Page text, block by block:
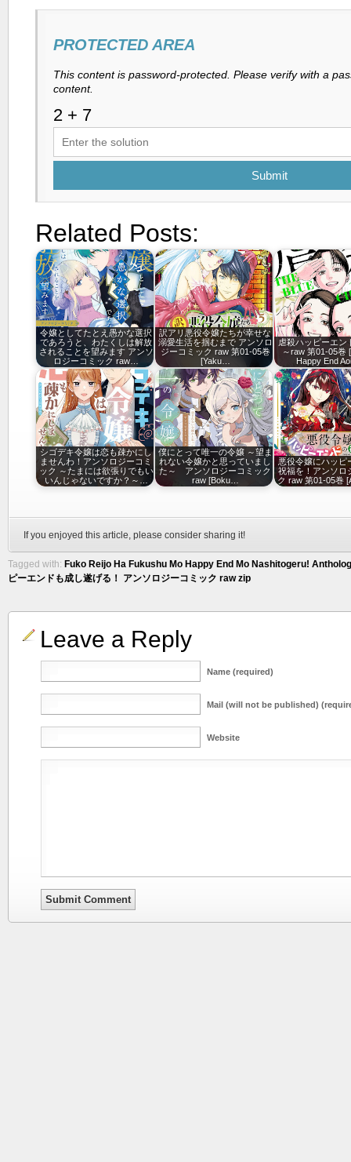
PROTECTED AREA
This content is password-protected. Please verify with a
content.
Submit
Related Posts:
令嬢としてたとえ愚かな選択
であろうと、わたくしは解放
されることを望みます アンソ
ロジーコミック raw…
訳アリ悪役令嬢たちが幸せな
溺愛生活を掴むまで アンソロ
ジーコミック raw 第01-05巻
[Yaku…
虐殺ハッピーエン
～raw 第01-05巻
Happy End
シゴデキ令嬢は恋も疎かにし
ませんわ！アンソロジーコミ
ック ～たまには欲張りでもい
いんじゃないですか？～…
僕にとって唯一の令嬢 ～望ま
れない令嬢かと思っていまし
た～ アンソロジーコミック
raw [Boku…
悪役令嬢にハッピ
祝福を！アンソロ
ク raw 第01-05巻
If you enjoyed this article, please consider sharing it!
Tagged with: Fuko Reijo Ha Fukushu Mo Happy End Mo Nashitogeru!
ピーエンドも成し遂げる！ アンソロジーコミック raw zip
Leave a Reply
Name (required)
Mail (will not be published)
Website